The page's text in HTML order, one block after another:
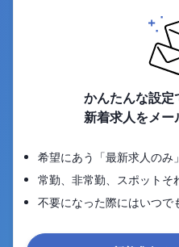
かんたんな設定
新着求人をメ
希望にあう「最新求人のみ
常勤、非常勤、スポットそ
不要になった際にはいつで